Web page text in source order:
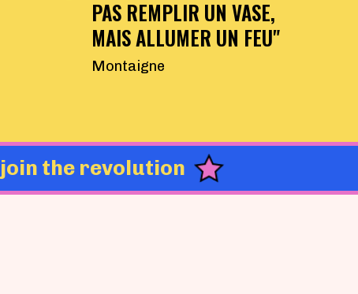
PAS REMPLIR UN VASE,
MAIS ALLUMER UN FEU"
Montaigne
join the revolution